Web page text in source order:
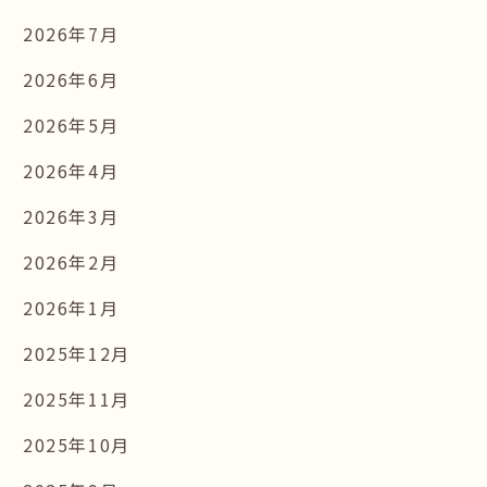
2026年7月
2026年6月
2026年5月
2026年4月
2026年3月
2026年2月
2026年1月
2025年12月
2025年11月
2025年10月